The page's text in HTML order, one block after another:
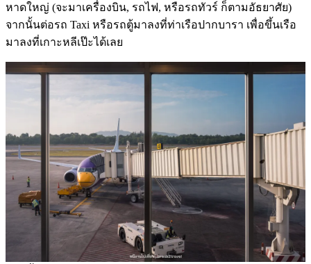
หาดใหญ่ (จะมาเครื่องบิน, รถไฟ, หรือรถทัวร์ ก็ตามอัธยาศัย)
จากนั้นต่อรถ Taxi หรือรถตู้มาลงที่ท่าเรือปากบารา เพื่อขึ้นเรือ
มาลงที่เกาะหลีเป๊ะได้เลย